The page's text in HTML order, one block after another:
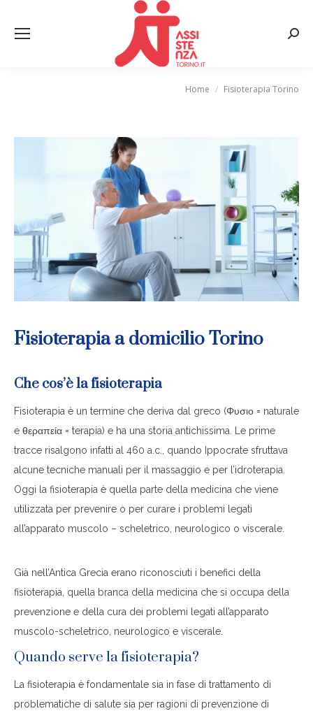
Home Fisioterapia Torino
Fisioterapia a domicilio Torino
Che cos’è la fisioterapia
Fisioterapia è un termine che deriva dal greco (Φυσιο = naturale
e θεραπεία = terapia) e ha una storia antichissima. Le prime
tracce risalgono infatti al 460 a.c., quando Ippocrate sfruttava
alcune tecniche manuali per il massaggio e per l’idroterapia.
Oggi la fisioterapia è quella parte della medicina che viene
utilizzata per prevenire o per curare i problemi legati
all’apparato muscolo – scheletrico, neurologico o viscerale.
Già nell’Antica Grecia erano riconosciuti i benefici della
fisioterapia, quella branca della medicina che si occupa della
prevenzione e della cura dei problemi legati all’apparato
muscolo-scheletrico, neurologico e viscerale.
Quando serve la fisioterapia?
La fisioterapia è fondamentale sia in fase di trattamento di
problematiche di salute sia per ragioni di prevenzione di